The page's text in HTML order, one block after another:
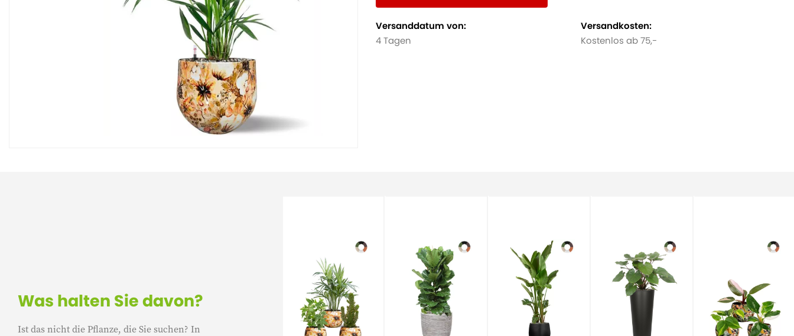
Versanddatum von:
4 Tagen
Versandkosten:
Kostenlos ab 75,-
Was halten Sie davon?
Ist das nicht die Pflanze, die Sie suchen? In